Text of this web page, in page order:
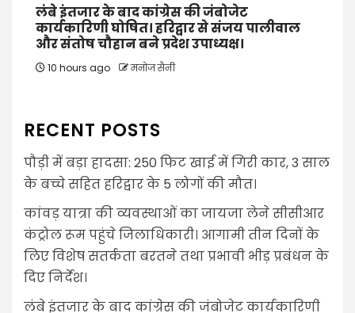
लंबे इंतजार के बाद कांग्रेस की जंबोजेट
कार्यकारिणी घोषित। हरिद्वार से संजय पालीवाल
और संतोष चौहान बने प्रदेश उपाध्यक्ष।
10 hours ago मनोज सैनी
RECENT POSTS
पौड़ी में बड़ा हादसा: 250 फिट खाई में गिरी कार, 3 साल
के बच्चे सहित हरिद्वार के 5 लोगों की मौत।
कांवड़ यात्रा की व्यवस्थाओं का जायजा लेने सीसीआर
कंट्रोल रूम पहुंचे जिलाधिकारी। आगामी तीन दिनों के
लिए विशेष सतर्कता बरतने तथा प्रभावी भीड़ प्रबंधन के
दिए निर्देश।
लंबे इंतजार के बाद कांग्रेस की जंबोजेट कार्यकारिणी